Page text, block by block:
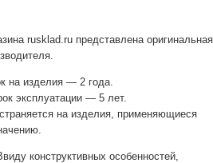
rusklad.ru представлена оригинальная
на изделия — 2 года.
эксплуатации — 5 лет.
на изделия, применяющиеся
конструктивных особенностей,